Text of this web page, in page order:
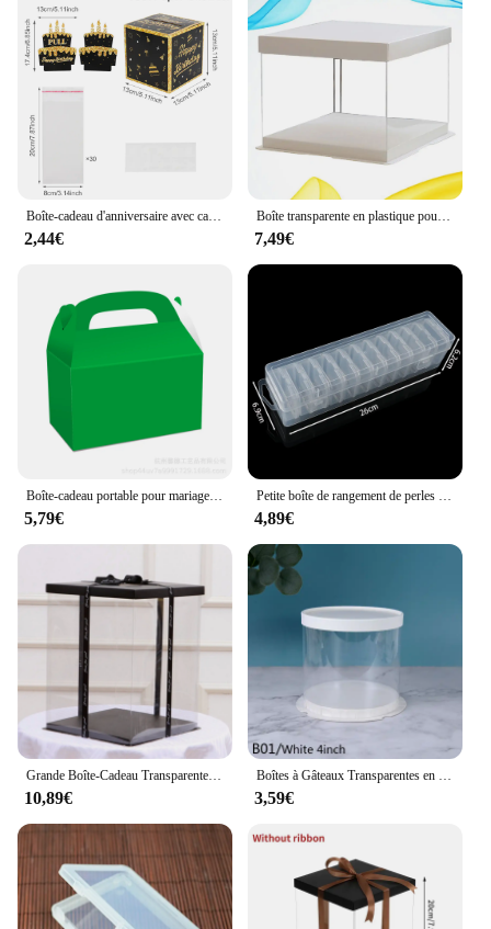
Boîte-cadeau d'anniversaire avec carte de gâteau, tirelire amusante, cadeaux d'anniversaire créatifs pour hommes et femmes, anniversaire des travailleurs, 1PC
2,44€
Boîte transparente en plastique pour gâteau d'anniversaire, récipient hermétique pour gâteau, boîte de rangement pour dessert, boîtes d'emballage pour fête de mariage, 8 po, 10 po, 12 po
7,49€
Boîte-cadeau portable pour mariage, anniversaire, bébé, fête de bienvenue, emballage cadeau, boîte à lunch créative, bonbons, chocolat, gâteau, nouveau
5,79€
Petite boîte de rangement de perles en plastique transparent avec couvercle à charnière, artisanat, bijoux, lot de 12, 24 ou 30 pièces
4,89€
10,89€ 3,59€